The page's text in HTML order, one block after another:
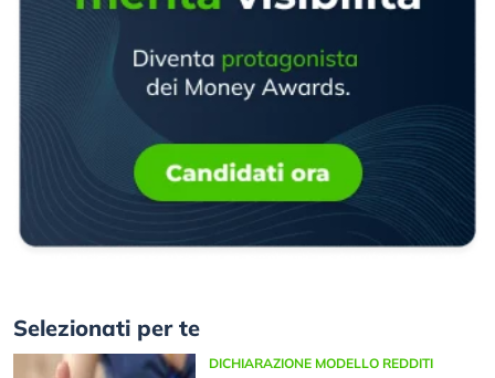
Selezionati per te
DICHIARAZIONE MODELLO REDDITI